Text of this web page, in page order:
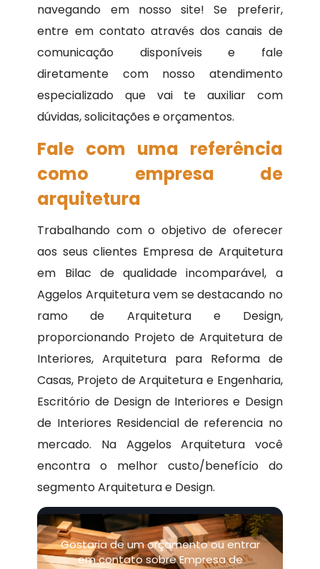
navegando em nosso site! Se preferir,
entre em contato através dos canais de
comunicação disponíveis e fale
diretamente com nosso atendimento
especializado que vai te auxiliar com
dúvidas, solicitações e orçamentos.
Fale com uma referência
como empresa de
arquitetura
Trabalhando com o objetivo de oferecer
aos seus clientes Empresa de Arquitetura
em Bilac de qualidade incomparável, a
Aggelos Arquitetura vem se destacando no
ramo de Arquitetura e Design,
proporcionando Projeto de Arquitetura de
Interiores, Arquitetura para Reforma de
Casas, Projeto de Arquitetura e Engenharia,
Escritório de Design de Interiores e Design
de Interiores Residencial de referencia no
mercado. Na Aggelos Arquitetura você
encontra o melhor custo/benefício do
segmento Arquitetura e Design.
Gostaria de um orçamento ou entrar
em contato sobre Empresa de